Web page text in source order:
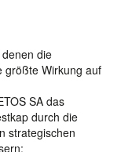
die
größte Wirkung auf
SA das
durch die
strategischen